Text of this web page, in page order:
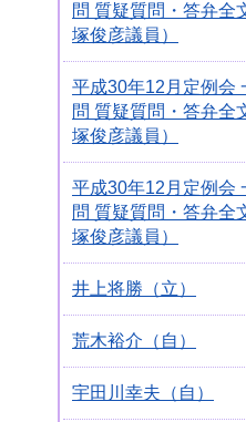
問 質疑質問・答弁全
塚俊彦議員）
平成30年12月定例会
問 質疑質問・答弁全
塚俊彦議員）
平成30年12月定例会
問 質疑質問・答弁全
塚俊彦議員）
井上将勝（立）
荒木裕介（自）
宇田川幸夫（自）